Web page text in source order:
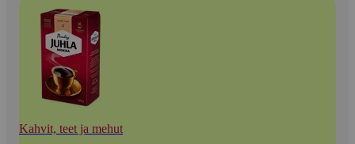
Kahvit, teet ja mehut